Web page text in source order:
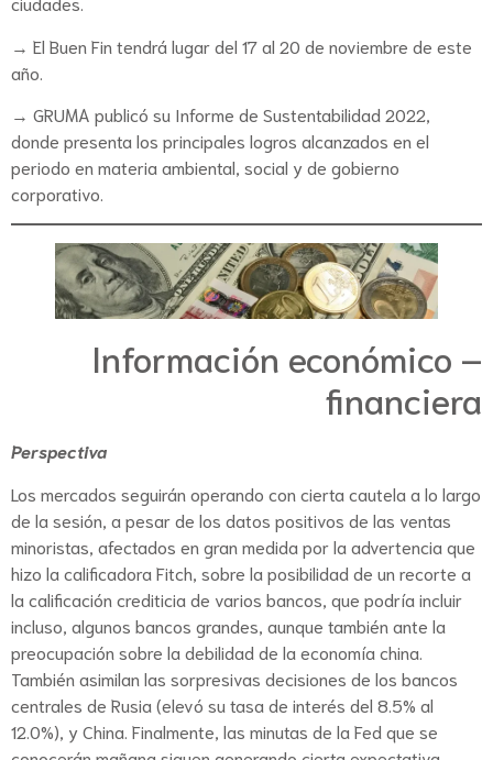
→ El Buen Fin tendrá lugar del 17 al 20 de noviembre de este
año.
→ GRUMA publicó su Informe de Sustentabilidad 2022,
donde presenta los principales logros alcanzados en el
periodo en materia ambiental, social y de gobierno
corporativo.
Información económico –
financiera
Perspectiva
Los mercados seguirán operando con cierta cautela a lo largo
de la sesión, a pesar de los datos positivos de las ventas
minoristas, afectados en gran medida por la advertencia que
hizo la calificadora Fitch, sobre la posibilidad de un recorte a
la calificación crediticia de varios bancos, que podría incluir
incluso, algunos bancos grandes, aunque también ante la
preocupación sobre la debilidad de la economía china.
También asimilan las sorpresivas decisiones de los bancos
centrales de Rusia (elevó su tasa de interés del 8.5% al
12.0%), y China. Finalmente, las minutas de la Fed que se